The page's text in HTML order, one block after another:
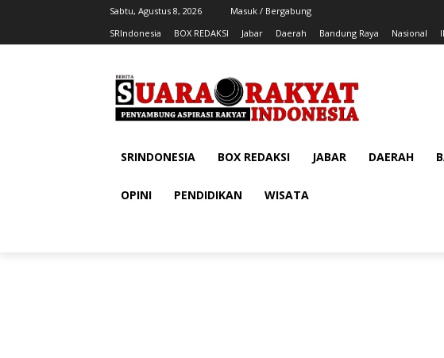
Sabtu, Agustus 8, 2026
Masuk / Bergabung
SRIndonesia
BOX REDAKSI Jabar Daerah Bandung Raya Nasional
SRINDONESIA BOX REDAKSI JABAR DAERAH
OPINI PENDIDIKAN WISATA